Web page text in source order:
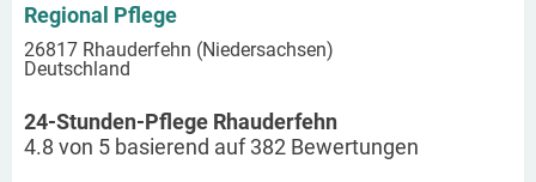
Regional Pflege
26817 Rhauderfehn (Niedersachsen)
Deutschland
24-Stunden-Pflege Rhauderfehn
4.8 von 5 basierend auf382 Bewertungen